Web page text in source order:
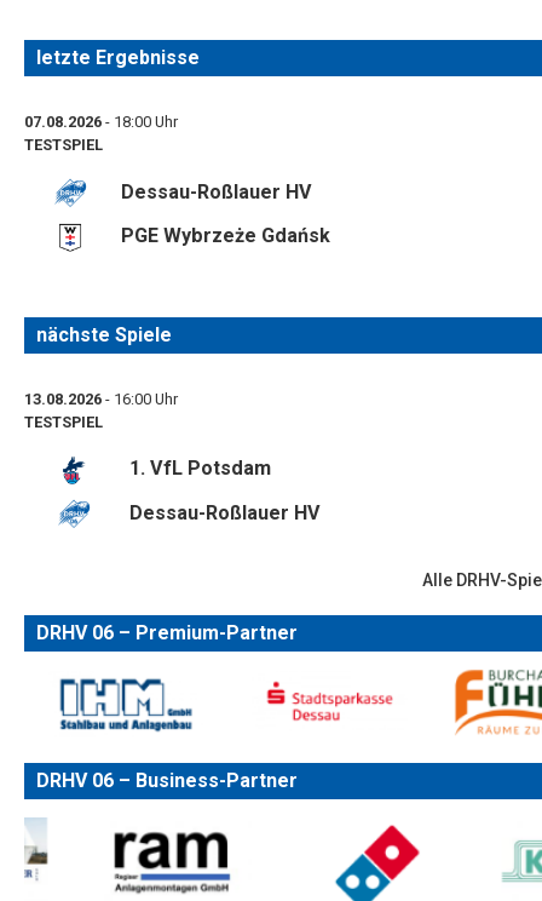
letzte Ergebnisse
07.08.2026 - 18:00 Uhr
TESTSPIEL
Dessau-Roßlauer HV
PGE Wybrzeże Gdańsk
nächste Spiele
13.08.2026 - 16:00 Uhr
TESTSPIEL
1. VfL Potsdam
Dessau-Roßlauer HV
Alle DRHV-
DRHV 06 – Premium-Partner
DRHV 06 – Business-Partner